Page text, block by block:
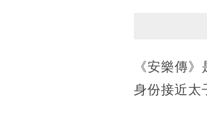
《安樂傳
身份接近太